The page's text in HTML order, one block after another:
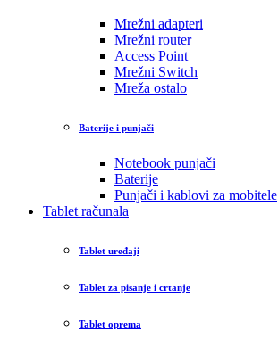
Mrežni adapteri
Mrežni router
Access Point
Mrežni Switch
Mreža ostalo
Baterije i punjači
Notebook punjači
Baterije
Punjači i kablovi za mobitele
Tablet računala
Tablet uređaji
Tablet za pisanje i crtanje
Tablet oprema